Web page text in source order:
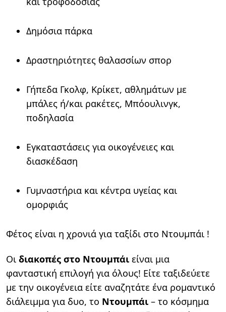
Δημόσια πάρκα
Δραστηριότητες θαλασσίων σπορ
Γήπεδα Γκολφ, Κρίκετ, αθλημάτων με
μπάλες ή/και ρακέτες, Μπόουλινγκ,
ποδηλασία
Εγκαταστάσεις για οικογένειες και
διασκέδαση
Γυμναστήρια και κέντρα υγείας και
ομορφιάς
Φέτος είναι η χρονιά για ταξίδι στο Ντουμπάι !
Οι διακοπές στο Ντουμπάι είναι μια
φανταστική επιλογή για όλους! Είτε ταξιδεύετε
με την οικογένεια είτε αναζητάτε ένα ρομαντικό
διάλειμμα για δυο, το Ντουμπάι – το κόσμημα